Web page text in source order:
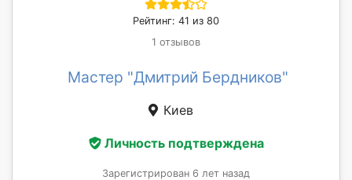
Рейтинг: 41 из 80
1 отзывов
Мастер "Дмитрий Бердников"
Киев
Личность подтверждена
Зарегистрирован 6 лет назад